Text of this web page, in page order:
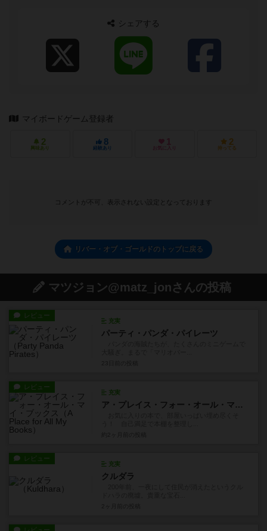
シェアする
マイボードゲーム登録者
2
興味あり
8
経験あり
1
お気に入り
2
持ってる
コメントが不可、表示されない設定となっております
リバー・オブ・ゴールドのトップに戻る
マツジョン@matz_jonさんの投稿
レビュー
充実
パーティ・パンダ・パイレーツ
レビュー
充実
ア・プレイス・フォー・オール・マイ・ブックス
レビュー
充実
クルダラ